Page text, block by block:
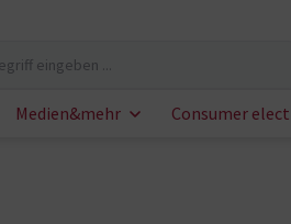
eingeben
Medien&mehr Consumer